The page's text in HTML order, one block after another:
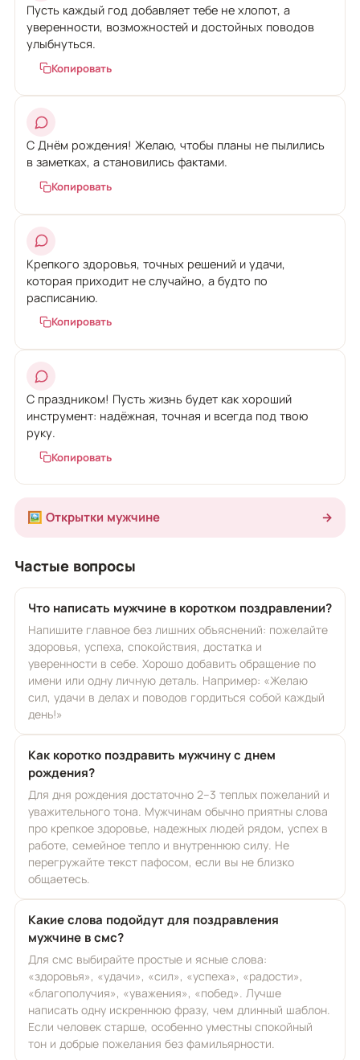
Пусть каждый год добавляет тебе не хлопот, а
уверенности, возможностей и достойных поводов
улыбнуться.
Копировать
С Днём рождения! Желаю, чтобы планы не пылились
в заметках, а становились фактами.
Копировать
Крепкого здоровья, точных решений и удачи,
которая приходит не случайно, а будто по
расписанию.
Копировать
С праздником! Пусть жизнь будет как хороший
инструмент: надёжная, точная и всегда под твою
руку.
Копировать
🖼️ Открытки мужчине →
Частые вопросы
Что написать мужчине в коротком поздравлении?
Напишите главное без лишних объяснений: пожелайте
здоровья, успеха, спокойствия, достатка и
уверенности в себе. Хорошо добавить обращение по
имени или одну личную деталь. Например: «Желаю
сил, удачи в делах и поводов гордиться собой каждый
день!»
Как коротко поздравить мужчину с днем
рождения?
Для дня рождения достаточно 2–3 теплых пожеланий и
уважительного тона. Мужчинам обычно приятны слова
про крепкое здоровье, надежных людей рядом, успех в
работе, семейное тепло и внутреннюю силу. Не
перегружайте текст пафосом, если вы не близко
общаетесь.
Какие слова подойдут для поздравления
мужчине в смс?
Для смс выбирайте простые и ясные слова:
«здоровья», «удачи», «сил», «успеха», «радости»,
«благополучия», «уважения», «побед». Лучше
написать одну искреннюю фразу, чем длинный шаблон.
Если человек старше, особенно уместны спокойный
тон и добрые пожелания без фамильярности.